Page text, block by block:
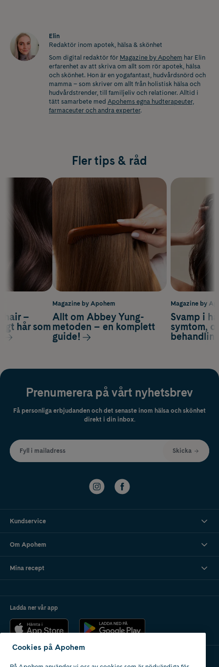
Elin
Redaktör inom apotek, hälsa & skönhet
Som digital redaktör för Magazine by Apohem har Elin
erfarenhet av att skriva om allt som rör apotek, hälsa
och skönhet. Hon är en yogafantast, hudvårdsnörd och
mamma – som skriver om allt från holistisk hälsa och
hudvårdstrender, till familjeliv och relationer. Alltid i
tätt samarbete med Apohems egna hudterapeuter,
farmaceuter och andra experter.
Fler tips & råd
Magazine by
Svamp i
symtom,
hair –
hår som
Magazine by Apohem
Allt om Abbey Yung-
metoden – en komplett
guide!
Prenumerera på vårt nyhetsbrev
Få personliga erbjudanden och det senaste inom hälsa och skönhet
direkt i din inbox.
Fyll i mailadress Skicka
Kundservice
Om Apohem
Mina recept
Ladda ner vår app
Cookies på Apohem